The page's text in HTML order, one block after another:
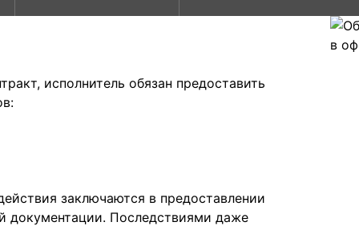
исполнитель обязан предоставить
заключаются в предоставлении
документации. Последствиями даже